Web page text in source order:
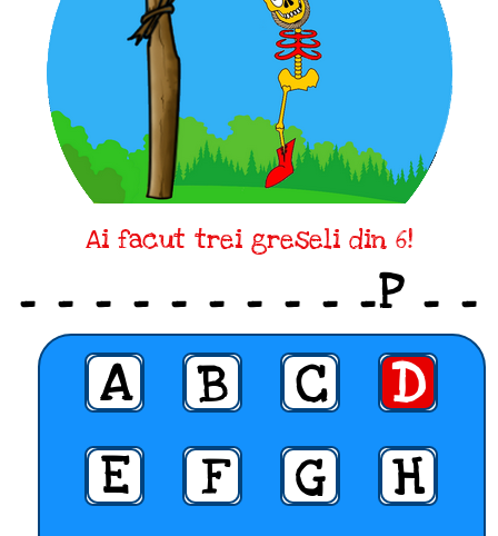
Ai facut trei greseli din 6!
_ _ _ _ _ _ _ _ _ _P _ _
A B C
D
E
F G
H